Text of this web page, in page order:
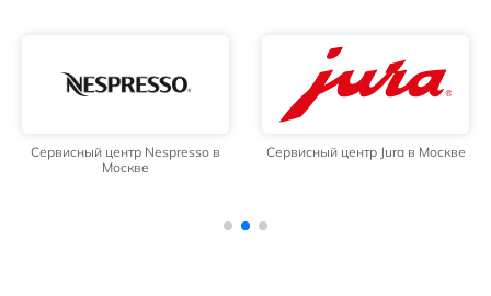
Сервисный центр Nespresso в
Москве
Сервисный центр Jura в Москве